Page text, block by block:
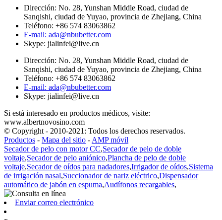
Dirección: No. 28, Yunshan Middle Road, ciudad de
Sanqishi, ciudad de Yuyao, provincia de Zhejiang, China
Teléfono: +86 574 83063862
E-mail: ada@nbubetter.com
Skype: jialinfei@live.cn
Dirección: No. 28, Yunshan Middle Road, ciudad de
Sanqishi, ciudad de Yuyao, provincia de Zhejiang, China
Teléfono: +86 574 83063862
E-mail: ada@nbubetter.com
Skype: jialinfei@live.cn
Si está interesado en productos médicos, visite:
www.albertnovosino.com
© Copyright - 2010-2021: Todos los derechos reservados.
Productos - Mapa del sitio - AMP móvil
Secador de pelo con motor CC,Secador de pelo de doble
voltaje,Secador de pelo aniónico,Plancha de pelo de doble
voltaje,Secador de oídos para nadadores,Irrigador de oídos,Sistema
de irrigación nasal,Succionador de nariz eléctrico,Dispensador
automático de jabón en espuma,Audífonos recargables,
Enviar correo electrónico